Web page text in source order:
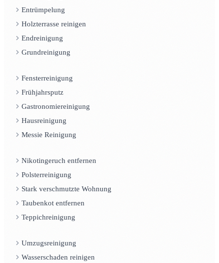
Entrümpelung
Holzterrasse reinigen
Endreinigung
Grundreinigung
Fensterreinigung
Frühjahrsputz
Gastronomiereinigung
Hausreinigung
Messie Reinigung
Nikotingeruch entfernen
Polsterreinigung
Stark verschmutzte Wohnung
Taubenkot entfernen
Teppichreinigung
Umzugsreinigung
Wasserschaden reinigen